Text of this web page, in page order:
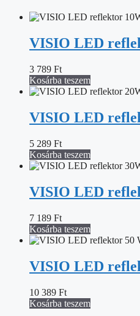
VISIO LED
3 789 Ft
Kosárba teszem
VISIO LED
5 289 Ft
Kosárba teszem
VISIO LED
7 189 Ft
Kosárba teszem
VISIO LED
10 389 Ft
Kosárba teszem